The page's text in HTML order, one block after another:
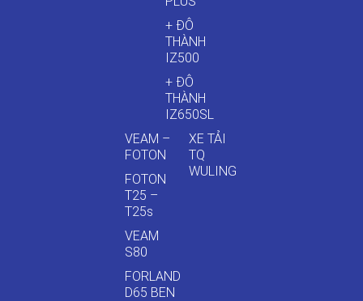
+ ĐÔ
THÀNH
IZ500
+ ĐÔ
THÀNH
IZ650SL
VEAM –
FOTON
FOTON
T25 –
T25s
VEAM
S80
FORLAND
D65 BEN
XE TẢI
TQ
WULING